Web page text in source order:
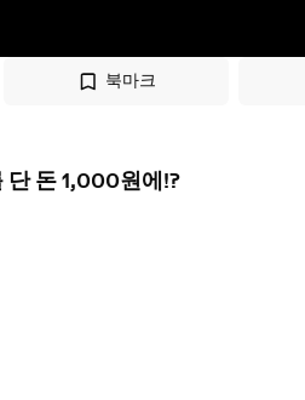
북마크
단 돈 1,000원에!?